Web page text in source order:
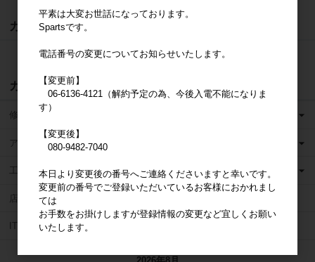
カート
カートは空です
カテゴリ
修理用パーツ販売
アクセサリ
工具
店舗運営ツール・その他
IT整備士協会
平素は大変お世話になっております。
Spartsです。
電話番号の変更についてお知らせいたします。
【変更前】
06-6136-4121（解約予定の為、今後入電不能になりま
す）
【変更後】
080-9482-7040
本日より変更後の番号へご連絡くださいますと幸いです。
変更前の番号でご登録いただいているお客様におかれまし
ては
お手数をお掛けしますが登録情報の変更など宜しくお願い
いたします。